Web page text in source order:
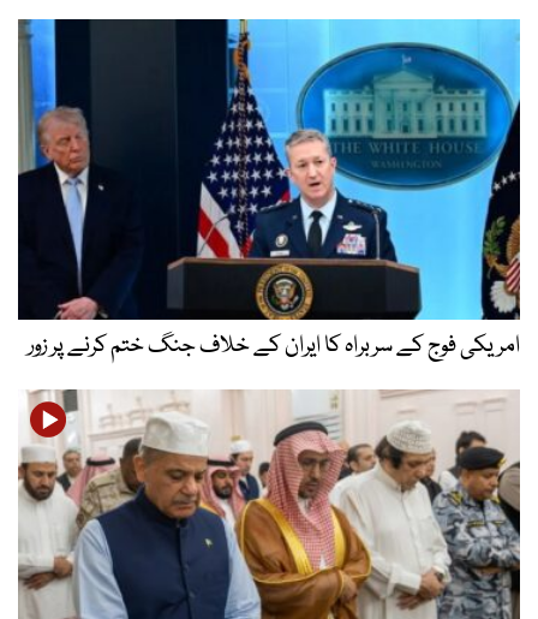
امریکی فوج کے سربراہ کا ایران کے خلاف جنگ ختم کرنے پر زور